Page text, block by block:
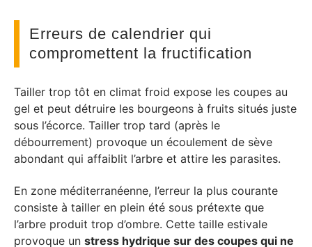
Erreurs de calendrier qui
compromettent la fructification
Tailler trop tôt en climat froid expose les coupes au
gel et peut détruire les bourgeons à fruits situés juste
sous l’écorce. Tailler trop tard (après le
débourrement) provoque un écoulement de sève
abondant qui affaiblit l’arbre et attire les parasites.
En zone méditerranéenne, l’erreur la plus courante
consiste à tailler en plein été sous prétexte que
l’arbre produit trop d’ombre. Cette taille estivale
provoque un stress hydrique sur des coupes qui ne